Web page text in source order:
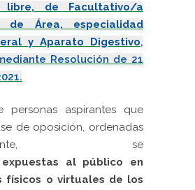
libre, de Facultativo/a
de Área, especialidad
y Aparato Digestivo,
Resolución de 21
personas aspirantes que
de oposición, ordenadas
se
expuestas al público en
físicos o virtuales de los